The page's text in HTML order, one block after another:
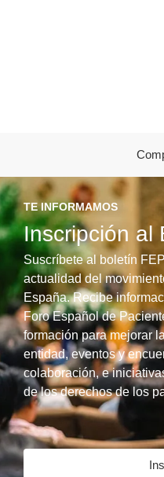
TE INFORMAMOS
Inscripción al
Suscríbete al boletín
actualidad del
España. Recibe
Foro Español de
formación para mejorar
entidad, eventos y
colaboración, e
de los derechos de los